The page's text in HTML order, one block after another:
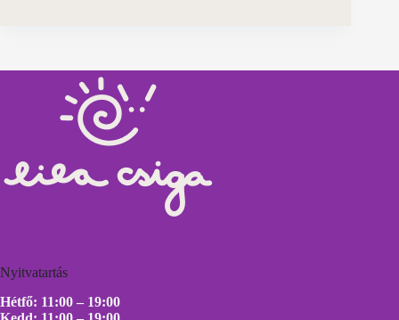
Nyitvatartás
Hétfő: 11:00 – 19:00